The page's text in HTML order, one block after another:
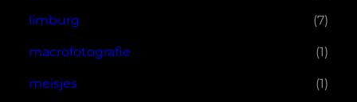
limburg (7)
macrofotografie (1)
meisjes (1)